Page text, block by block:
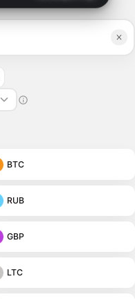
BTC
RUB
GBP
LTC